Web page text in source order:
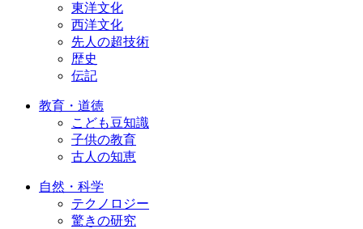
東洋文化
西洋文化
先人の超技術
歴史
伝記
教育・道徳
こども豆知識
子供の教育
古人の知恵
自然・科学
テクノロジー
驚きの研究